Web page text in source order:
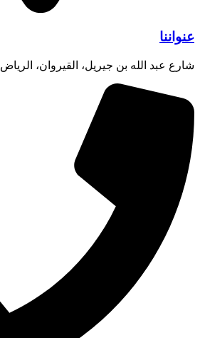
عنواننا
شارع عبد الله بن جيريل، القيروان، الرياض